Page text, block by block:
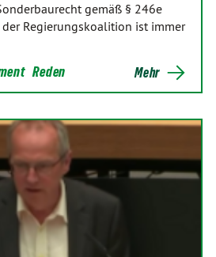
gemäß § 246e
der Regierungskoalition ist immer
Reden Mehr